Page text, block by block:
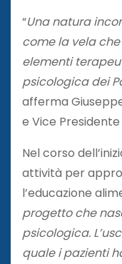
“Una natura
come la vela
elementi
psicologica dei
afferma
e Vice Presidente
Nel corso
attività per
l’educazione
progetto che
psicologica.
quale i pazienti